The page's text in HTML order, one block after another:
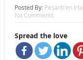
Posted By: Pesantren
No Comments
Spread the love